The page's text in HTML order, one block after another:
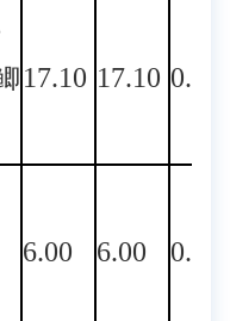
17.10 17.10 0.00
6.00 6.00 0.00